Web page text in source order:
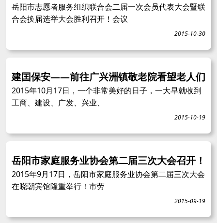
岳阳市志愿者服务组织联合会二届一次会员代表大会暨联
合会换届选举大会胜利召开！会议
2015-10-30
建囯保安——前往广兴洲镇敬老院看望老人们
2015年10月17日，一个非常美好的日子，一大早就收到
工商、建设、广发、兴业、
2015-10-19
岳阳市家庭服务业协会第二届三次大会召开！
2015年9月17日，岳阳市家庭服务业协会第二届三次大会
在晓朝宾馆隆重举行！市劳
2015-09-19